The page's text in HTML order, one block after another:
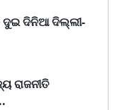
ଦୁଇ ଦିନିଆ ଦିଲ୍ଲୀ-
ରାଜନୀତି